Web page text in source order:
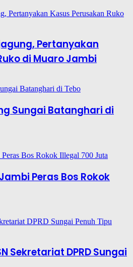
Pertanyakan
di Muaro Jambi
Sungai Batanghari di
Peras Bos Rokok
Sekretariat DPRD Sungai